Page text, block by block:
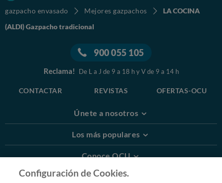
gazpacho envasado
Mejores gazpachos
LA COCINA
(ALDI) Gazpacho tradicional
900 055 105
Reclama! De L a J de 9 a 18 h y V de 9 a 14 h
CONTACTAR REVISTAS OFERTAS-OCU
Únete a nosotros
Los más populares
Conoce OCU
Más Información
Configuración de Cookies.